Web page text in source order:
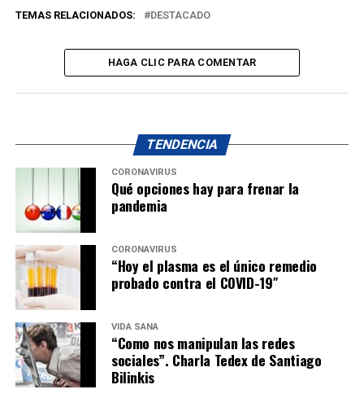
TEMAS RELACIONADOS: DESTACADO
HAGA CLIC PARA COMENTAR
TENDENCIA
CORONAVIRUS
Qué opciones hay para frenar la
pandemia
CORONAVIRUS
“Hoy el plasma es el único remedio
probado contra el COVID-19″
VIDA SANA
“Como nos manipulan las redes
sociales”. Charla Tedex de Santiago
Bilinkis